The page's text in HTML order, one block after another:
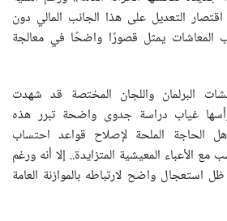
التعديل على هذا الجانب المالي دون
المعاشات يمثل قصورًا واضحًا في معالجة
البرلمان واللجان المختصة قد شهدت
غياب دراسة جدوى واضحة تبرر هذه
الحاجة الملحة لإصلاح قواعد احتساب
مع الأعباء المعيشية المتزايدة.. إلا أنه ورغم
استعجال واضح لارتباطه بالموازنة العامة